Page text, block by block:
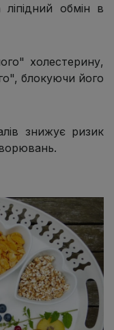
обмін в
холестерину,
блокуючи його
знижує ризик